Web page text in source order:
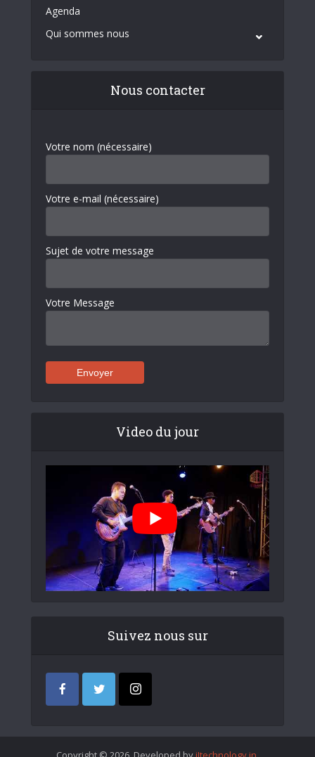
Agenda
Qui sommes nous
Nous contacter
Votre nom (nécessaire)
Votre e-mail (nécessaire)
Sujet de votre message
Votre Message
Video du jour
Suivez nous sur